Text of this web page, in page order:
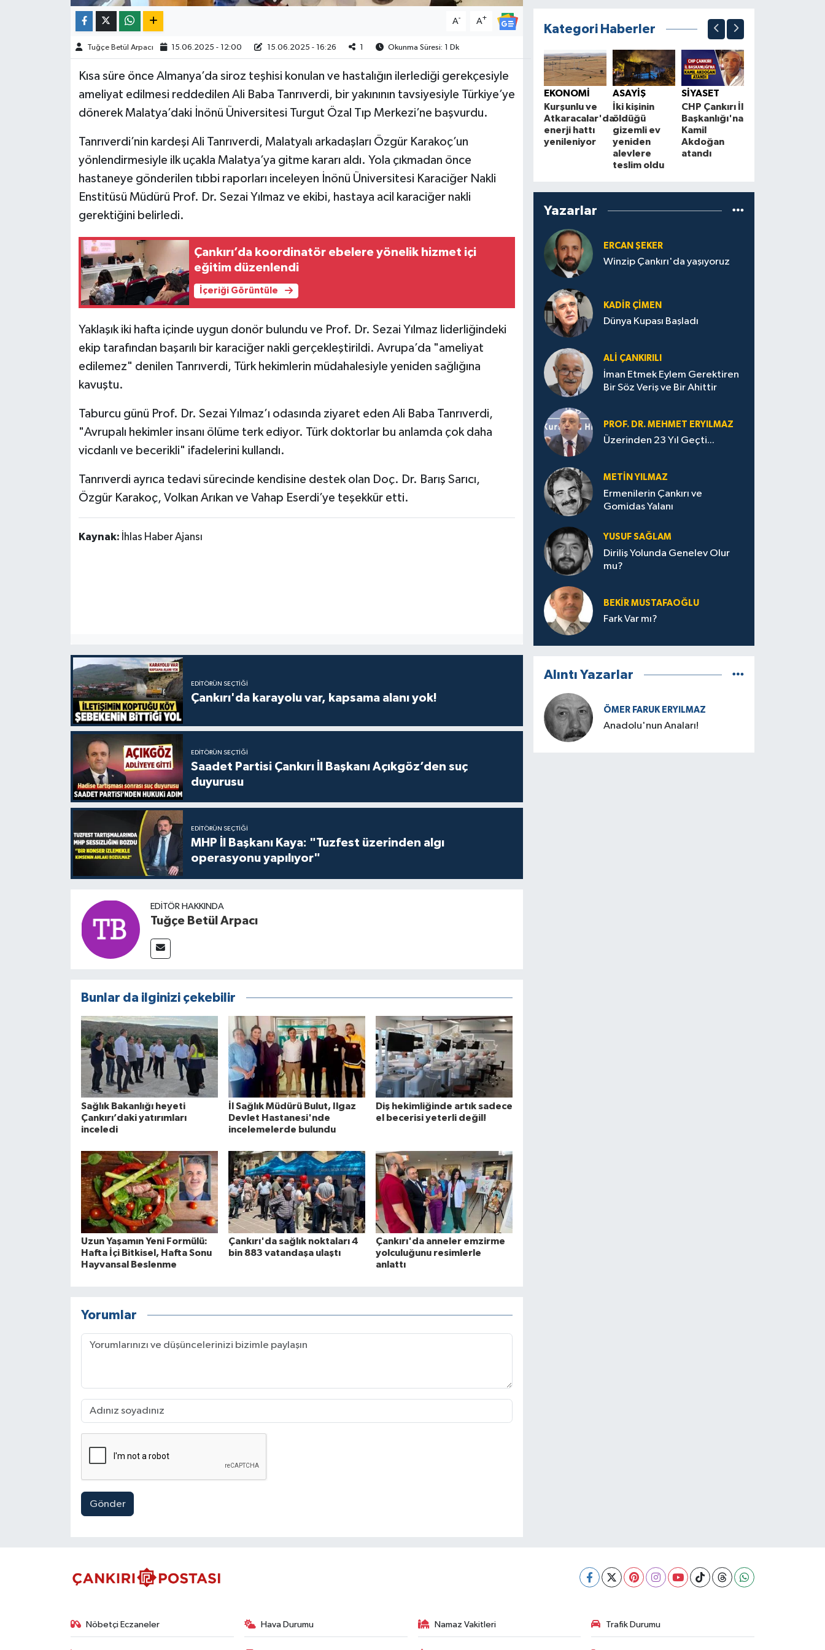
A- A+
Tuğçe Betül Arpacı 15.06.2025 - 12:00 15.06.2025 - 16:26 1 Okunma Süresi: 1 Dk
Kısa süre önce Almanya’da siroz teşhisi konulan ve hastalığın ilerlediği gerekçesiyle
ameliyat edilmesi reddedilen Ali Baba Tanrıverdi, bir yakınının tavsiyesiyle Türkiye’ye
dönerek Malatya’daki İnönü Üniversitesi Turgut Özal Tıp Merkezi’ne başvurdu.
Tanrıverdi’nin kardeşi Ali Tanrıverdi, Malatyalı arkadaşları Özgür Karakoç’un
yönlendirmesiyle ilk uçakla Malatya’ya gitme kararı aldı. Yola çıkmadan önce
hastaneye gönderilen tıbbi raporları inceleyen İnönü Üniversitesi Karaciğer Nakli
Enstitüsü Müdürü Prof. Dr. Sezai Yılmaz ve ekibi, hastaya acil karaciğer nakli
gerektiğini belirledi.
Çankırı’da koordinatör ebelere yönelik hizmet içi
eğitim düzenlendi
İçeriği Görüntüle
Yaklaşık iki hafta içinde uygun donör bulundu ve Prof. Dr. Sezai Yılmaz liderliğindeki
ekip tarafından başarılı bir karaciğer nakli gerçekleştirildi. Avrupa’da "ameliyat
edilemez" denilen Tanrıverdi, Türk hekimlerin müdahalesiyle yeniden sağlığına
kavuştu.
Taburcu günü Prof. Dr. Sezai Yılmaz’ı odasında ziyaret eden Ali Baba Tanrıverdi,
"Avrupalı hekimler insanı ölüme terk ediyor. Türk doktorlar bu anlamda çok daha
vicdanlı ve becerikli" ifadelerini kullandı.
Tanrıverdi ayrıca tedavi sürecinde kendisine destek olan Doç. Dr. Barış Sarıcı,
Özgür Karakoç, Volkan Arıkan ve Vahap Eserdi’ye teşekkür etti.
Kaynak: İhlas Haber Ajansı
EDITÖRÜN SEÇTIĞI
Çankırı'da karayolu var, kapsama alanı yok!
EDITÖRÜN SEÇTIĞI
Saadet Partisi Çankırı İl Başkanı Açıkgöz’den suç
duyurusu
EDITÖRÜN SEÇTIĞI
MHP İl Başkanı Kaya: "Tuzfest üzerinden algı
operasyonu yapılıyor"
EDITÖR HAKKINDA
Tuğçe Betül Arpacı
Bunlar da ilginizi çekebilir
Sağlık Bakanlığı heyeti
Çankırı’daki yatırımları
inceledi
İl Sağlık Müdürü Bulut, Ilgaz
Devlet Hastanesi'nde
incelemelerde bulundu
Diş hekimliğinde artık sadece
el becerisi yeterli değil!
Uzun Yaşamın Yeni Formülü:
Hafta İçi Bitkisel, Hafta Sonu
Hayvansal Beslenme
Çankırı'da sağlık noktaları 4
bin 883 vatandaşa ulaştı
Çankırı'da anneler emzirme
yolculuğunu resimlerle
anlattı
Yorumlar
Gönder
Kategori Haberler
EKONOMİ
Kurşunlu ve
Atkaracalar'da
enerji hattı
yenileniyor
ASAYİŞ
İki kişinin
öldüğü
gizemli ev
yeniden
alevlere
teslim oldu
SİYASET
CHP Çankırı İl
Başkanlığı'na
Kamil
Akdoğan
atandı
Yazarlar
ERCAN ŞEKER
Winzip Çankırı'da yaşıyoruz
KADIR ÇIMEN
Dünya Kupası Başladı
ALI ÇANKIRILI
İman Etmek Eylem Gerektiren
Bir Söz Veriş ve Bir Ahittir
PROF. DR. MEHMET ERYILMAZ
Üzerinden 23 Yıl Geçti...
METIN YILMAZ
Ermenilerin Çankırı ve
Gomidas Yalanı
YUSUF SAĞLAM
Diriliş Yolunda Genelev Olur
mu?
BEKIR MUSTAFAOĞLU
Fark Var mı?
Alıntı Yazarlar
ÖMER FARUK ERYILMAZ
Anadolu'nun Anaları!
Nöbetçi Eczaneler Hava Durumu Namaz Vakitleri Trafik Durumu